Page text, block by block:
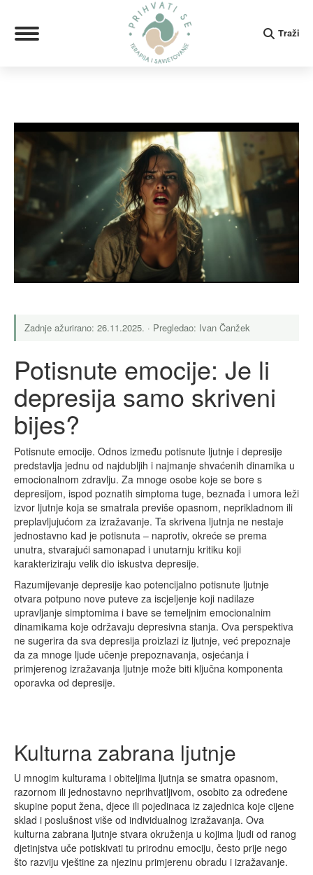
Search:
Traži
Zadnje ažurirano: 26.11.2025. · Pregledao: Ivan Čanžek
Potisnute emocije: Je li
depresija samo skriveni
bijes?
Potisnute emocije. Odnos između potisnute ljutnje i depresije
predstavlja jednu od najdubljih i najmanje shvaćenih dinamika u
emocionalnom zdravlju. Za mnoge osobe koje se bore s
depresijom, ispod poznatih simptoma tuge, beznađa i umora leži
izvor ljutnje koja se smatrala previše opasnom, neprikladnom ili
preplavljujućom za izražavanje. Ta skrivena ljutnja ne nestaje
jednostavno kad je potisnuta – naprotiv, okreće se prema
unutra, stvarajući samonapad i unutarnju kritiku koji
karakteriziraju velik dio iskustva depresije.
Razumijevanje depresije kao potencijalno potisnute ljutnje
otvara potpuno nove puteve za iscjeljenje koji nadilaze
upravljanje simptomima i bave se temeljnim emocionalnim
dinamikama koje održavaju depresivna stanja. Ova perspektiva
ne sugerira da sva depresija proizlazi iz ljutnje, već prepoznaje
da za mnoge ljude učenje prepoznavanja, osjećanja i
primjerenog izražavanja ljutnje može biti ključna komponenta
oporavka od depresije.
Kulturna zabrana ljutnje
U mnogim kulturama i obiteljima ljutnja se smatra opasnom,
razornom ili jednostavno neprihvatljivom, osobito za određene
skupine poput žena, djece ili pojedinaca iz zajednica koje cijene
sklad i poslušnost više od individualnog izražavanja. Ova
kulturna zabrana ljutnje stvara okruženja u kojima ljudi od ranog
djetinjstva uče potiskivati tu prirodnu emociju, često prije nego
što razviju vještine za njezinu primjerenu obradu i izražavanje.